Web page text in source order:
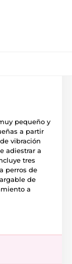
pequeño y
a partir
vibración
adiestrar a
tres
perros de
de
a